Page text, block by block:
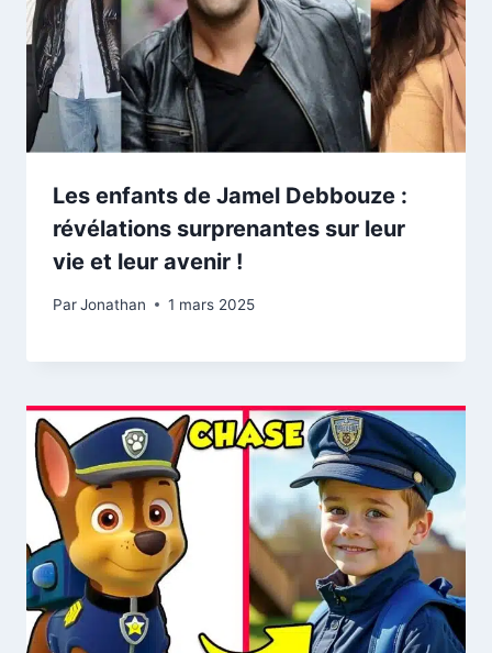
Les enfants de Jamel Debbouze :
révélations surprenantes sur leur
vie et leur avenir !
ParJonathan 1 mars 2025